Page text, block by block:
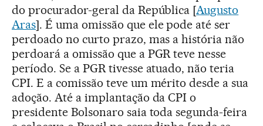
do procurador-geral da República [Augusto
Aras]. É uma omissão que ele pode até ser
perdoado no curto prazo, mas a história não
perdoará a omissão que a PGR teve nesse
período. Se a PGR tivesse atuado, não teria
CPI. E a comissão teve um mérito desde a sua
adoção. Até a implantação da CPI o
presidente Bolsonaro saia toda segunda-feira